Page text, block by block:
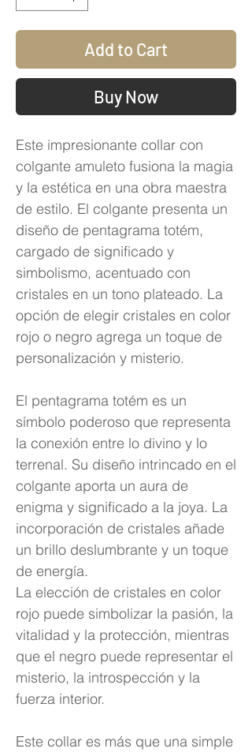
Add to Cart
Buy Now
Este impresionante collar con
colgante amuleto fusiona la magia
y la estética en una obra maestra
de estilo. El colgante presenta un
diseño de pentagrama totém,
cargado de significado y
simbolismo, acentuado con
cristales en un tono plateado. La
opción de elegir cristales en color
rojo o negro agrega un toque de
personalización y misterio.
El pentagrama totém es un
símbolo poderoso que representa
la conexión entre lo divino y lo
terrenal. Su diseño intrincado en el
colgante aporta un aura de
enigma y significado a la joya. La
incorporación de cristales añade
un brillo deslumbrante y un toque
de energía.
La elección de cristales en color
rojo puede simbolizar la pasión, la
vitalidad y la protección, mientras
que el negro puede representar el
misterio, la introspección y la
fuerza interior.
Este collar es más que una simple